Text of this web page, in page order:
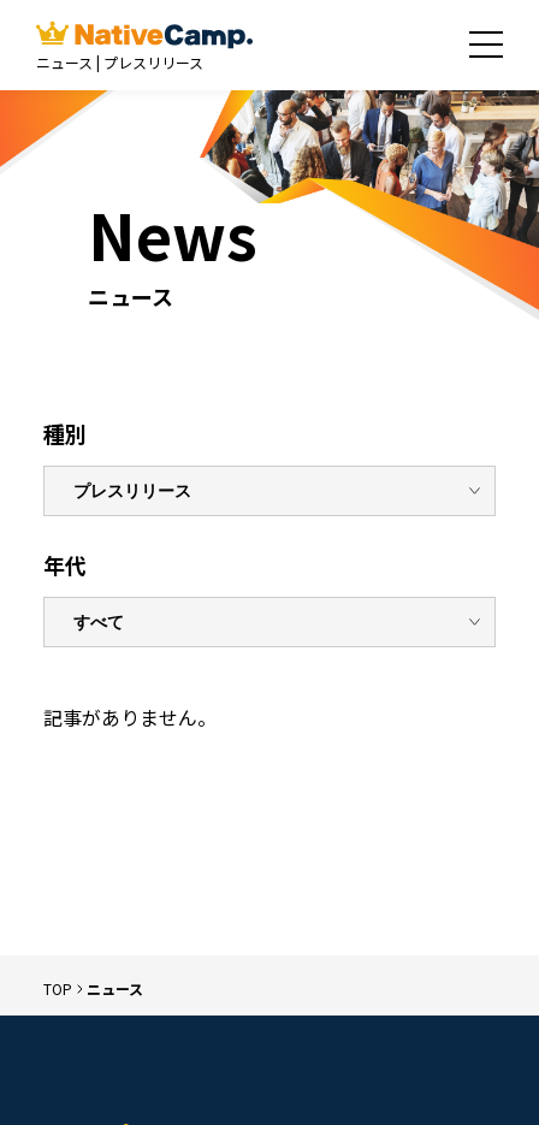
ニュース | プレスリリース
News
ニュース
種別
年代
記事がありません。
TOP ニュース